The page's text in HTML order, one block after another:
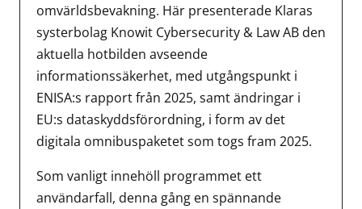
omvärldsbevakning. Här presenterade Klaras
systerbolag Knowit Cybersecurity & Law AB den
aktuella hotbilden avseende
informationssäkerhet, med utgångspunkt i
ENISA:s rapport från 2025, samt ändringar i
EU:s dataskyddsförordning, i form av det
digitala omnibuspaketet som togs fram 2025.
Som vanligt innehöll programmet ett
användarfall, denna gång en spännande